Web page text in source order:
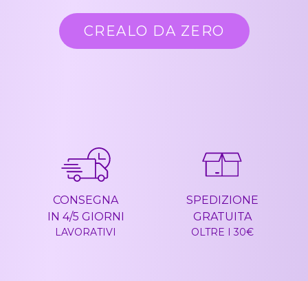
CREALO DA ZERO
CONSEGNA
IN 4/5 GIORNI
LAVORATIVI
SPEDIZIONE
GRATUITA
OLTRE I 30€